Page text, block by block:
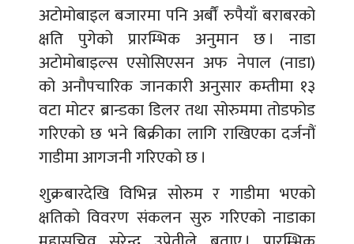
अटोमोबाइल बजारमा पनि अर्बौं रुपैयाँ बराबरको
क्षति पुगेको प्रारम्भिक अनुमान छ । नाडा
अटोमोबाइल्स एसोसिएसन अफ नेपाल (नाडा)
को अनौपचारिक जानकारी अनुसार कम्तीमा १३
वटा मोटर ब्रान्डका डिलर तथा सोरुममा तोडफोड
गरिएको छ भने बिक्रीका लागि राखिएका दर्जनौं
गाडीमा आगजनी गरिएको छ ।
शुक्रबारदेखि विभिन्न सोरुम र गाडीमा भएको
क्षतिको विवरण संकलन सुरु गरिएको नाडाका